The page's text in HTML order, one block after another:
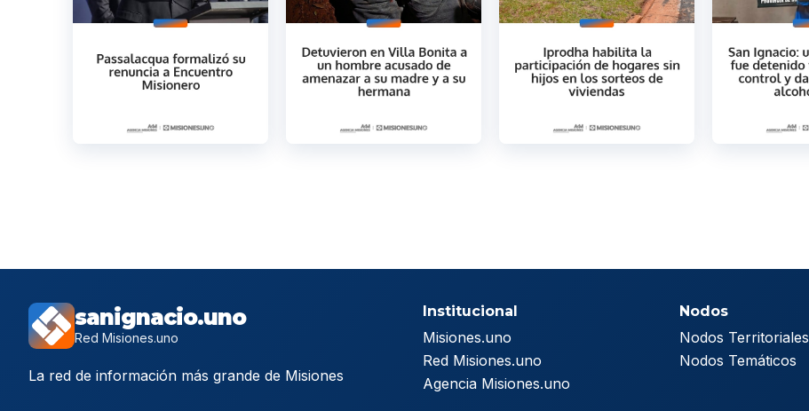
sanignacio.uno
Red Misiones.uno
La red de información más grande de Misiones
Institucional
Misiones.uno
Red Misiones.uno
Agencia Misiones.uno
Nodos
Nodos Territoriales
Nodos Temáticos